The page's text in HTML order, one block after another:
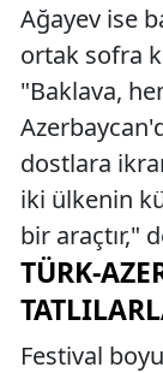
Ağayev ise
ortak sofra
"Baklava,
dostlara
iki ülkenin
bir araçtır,"
TÜRK-
Festival